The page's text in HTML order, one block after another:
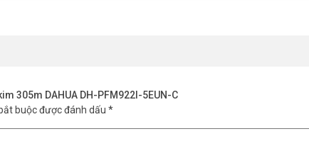
305m DAHUA DH-PFM922I-5EUN-C
buộc được đánh dấu *